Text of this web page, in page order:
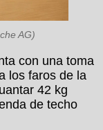
AG)
con una toma
los faros de la
42 kg
de techo